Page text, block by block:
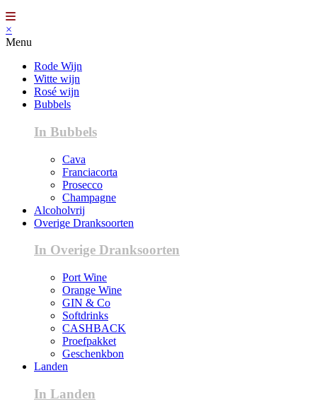
×
Menu
Rode Wijn
Witte wijn
Rosé wijn
Bubbels
In Bubbels
Cava
Franciacorta
Prosecco
Champagne
Alcoholvrij
Overige Dranksoorten
In Overige Dranksoorten
Port Wine
Orange Wine
GIN & Co
Softdrinks
CASHBACK
Proefpakket
Geschenkbon
Landen
In Landen